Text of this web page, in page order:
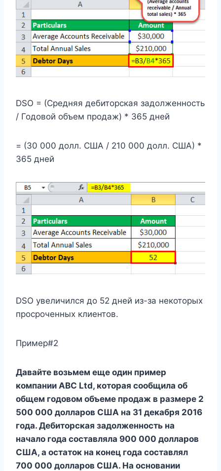
DSO = (Средняя дебиторская задолженность
/ Годовой объем продаж) * 365 дней
= (30 000 долл. США / 210 000 долл. США) *
365 дней
DSO увеличился до 52 дней из-за некоторых
просроченных клиентов.
Пример#2
Давайте возьмем еще один пример
компании ABC Ltd, которая сообщила об
общем годовом объеме продаж в размере 2
500 000 долларов США на 31 декабря 2016
года. Дебиторская задолженность на
начало года составляла 900 000 долларов
США, а остаток на конец года составлял
700 000 долларов США. На основании